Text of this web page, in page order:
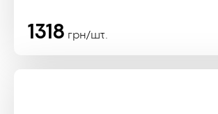
1318 грн/шт.